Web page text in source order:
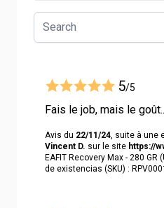
5/5
Fais le job, mais le
Avis du 22/11/24 , suite à une
Vincent D. sur le site https://
EAFIT Recovery Max - 280
de existencias (SKU) :